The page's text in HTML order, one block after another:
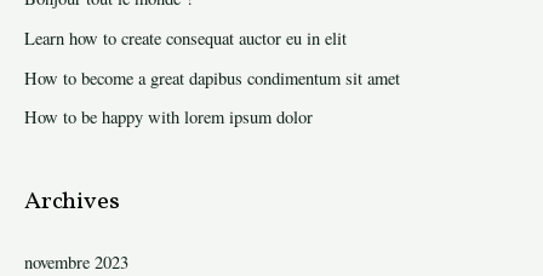
:Learn how to create consequat auctor eu in elit
How to become a great dapibus condimentum sit amet
How to be happy with lorem ipsum dolor
Archives
novembre 2023